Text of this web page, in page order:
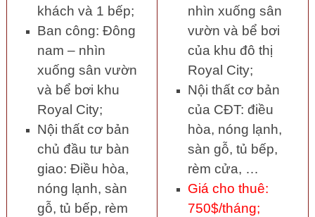
khách và 1 bếp;
Ban công: Đông
nam – nhìn
xuống sân vườn
và bể bơi khu
Royal City;
Nội thất cơ bản
chủ đầu tư bàn
giao: Điều hòa,
nóng lạnh, sàn
gỗ, tủ bếp, rèm
nhìn xuống sân
vườn và bể bơi
của khu đô thị
Royal City;
Nội thất cơ bản
của CĐT: điều
hòa, nóng lạnh,
sàn gỗ, tủ bếp,
rèm cửa, …
Giá cho thuê:
750$/tháng;